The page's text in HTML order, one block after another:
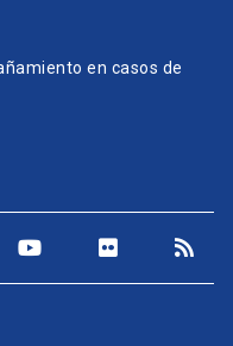
en casos de